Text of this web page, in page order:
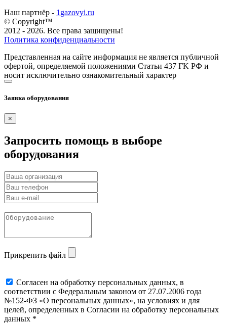
Наш партнёр - 1gazovyi.ru
© Copyright™
2012 - 2026. Все права защищены!
Политика конфиденциальности
Представленная на сайте информация не является публичной
офертой, определяемой положениями Статьи 437 ГK РФ и
носит исключительно ознакомительный характер
Заявка оборудования
×
Запросить помощь в выборе
оборудования
Прикрепить файл
Cогласен на обработку персональных данных, в
соответствии с Федеральным законом от 27.07.2006 года
№152-ФЗ «О персональных данных», на условиях и для
целей, определенных в Согласии на обработку персональных
данных *